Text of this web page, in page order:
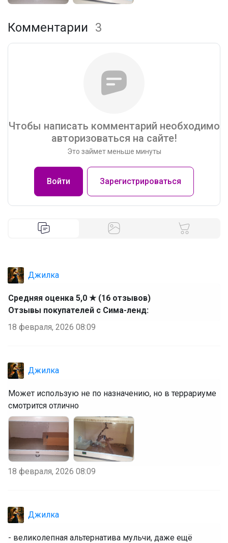
Комментарии 3
Чтобы написать комментарий необходимо
авторизоваться на сайте!
Это займет меньше минуты
Войти Зарегистрироваться
Джилка
Средняя оценка 5,0 ★ (16 отзывов)
Отзывы покупателей с Сима-ленд:
18 февраля, 2026 08:09
Джилка
Может использую не по назначению, но в террариуме
смотрится отлично
18 февраля, 2026 08:09
Джилка
- великолепная альтернатива мульчи, даже ещё